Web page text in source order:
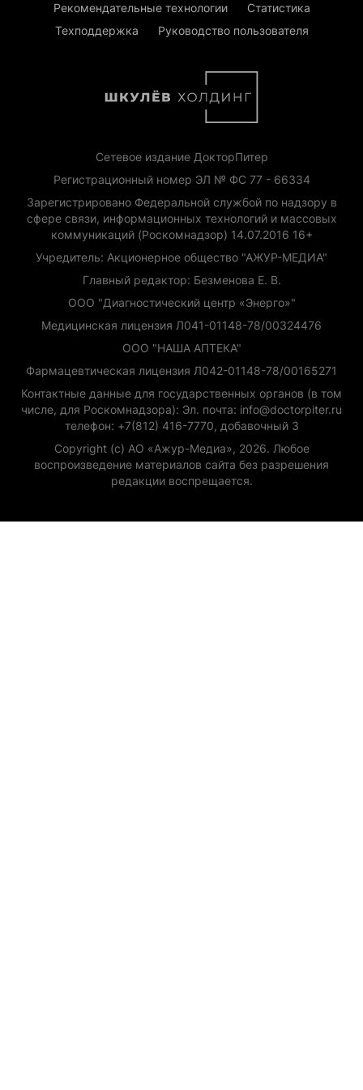
Рекомендательные технологии
Статистика
Техподдержка
Руководство пользователя
Сетевое издание ДокторПитер
Регистрационный номер ЭЛ № ФС 77 - 66334
Зарегистрировано Федеральной службой по надзору в
сфере связи, информационных технологий и массовых
коммуникаций (Роскомнадзор) 14.07.2016 16+
Учредитель: Акционерное общество "АЖУР-МЕДИА"
Главный редактор: Безменова Е. В.
ООО "Диагностический центр «Энерго»"
Медицинская лицензия Л041-01148-78/00324476
ООО "НАША АПТЕКА"
Фармацевтическая лицензия Л042-01148-78/00165271
Контактные данные для государственных органов (в том
числе, для Роскомнадзора): Эл. почта: info@doctorpiter.ru
телефон: +7(812) 416-7770, добавочный 3
Copyright (с) АО «Ажур-Медиа», 2026. Любое
воспроизведение материалов сайта без разрешения
редакции воспрещается.